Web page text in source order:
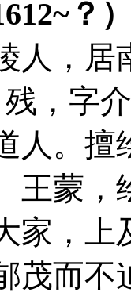
？）
人，居
残，字
人。
王蒙，
家，上
茂而不